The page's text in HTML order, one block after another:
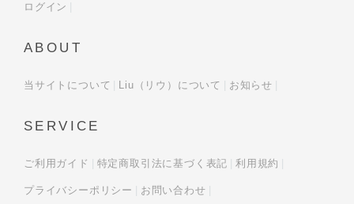
ログイン
ABOUT
当サイトについて Liu（リウ）について お知らせ
SERVICE
ご利用ガイド 特定商取引法に基づく表記 利用規約
プライバシーポリシー お問い合わせ